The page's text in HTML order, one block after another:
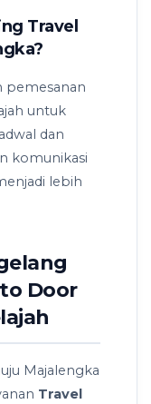
Travel
pemesanan
untuk
dan
komunikasi
lebih
Door
Majalengka
Travel